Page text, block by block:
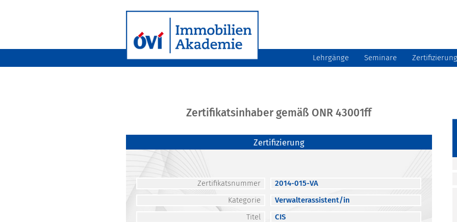
Lehrgänge Seminare Zertifizierung
Zertifikatsinhaber gemäß ONR 43001ff
Zertifizierung
Zertifikatsnummer
2014-015-VA
Kategorie
Verwalterassistent/in
Titel
CIS